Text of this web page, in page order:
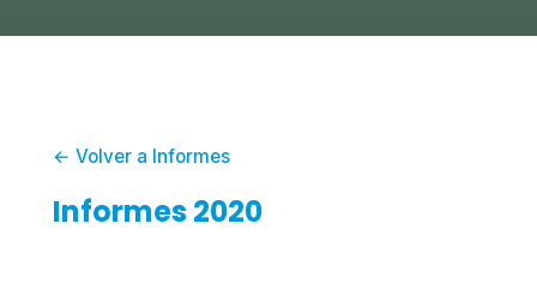
← Volver a Informes
Informes 2020